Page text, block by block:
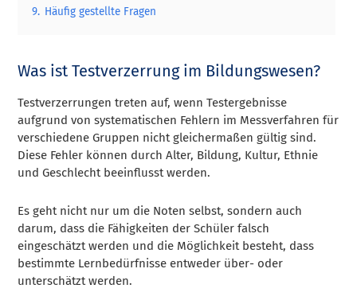
9. Häufig gestellte Fragen
Was ist Testverzerrung im Bildungswesen?
Testverzerrungen treten auf, wenn Testergebnisse
aufgrund von systematischen Fehlern im Messverfahren für
verschiedene Gruppen nicht gleichermaßen gültig sind.
Diese Fehler können durch Alter, Bildung, Kultur, Ethnie
und Geschlecht beeinflusst werden.
Es geht nicht nur um die Noten selbst, sondern auch
darum, dass die Fähigkeiten der Schüler falsch
eingeschätzt werden und die Möglichkeit besteht, dass
bestimmte Lernbedürfnisse entweder über- oder
unterschätzt werden.